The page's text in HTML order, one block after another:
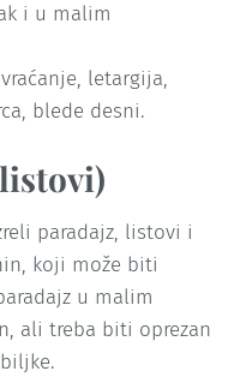
i u malim
letargija,
blede desni.
paradajz, listovi i
koji može biti
u malim
ali treba biti oprezan